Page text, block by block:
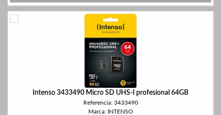
Intenso 3433490 Micro SD UHS-I profesional 64GB
Referencia: 3433490
Marca: INTENSO